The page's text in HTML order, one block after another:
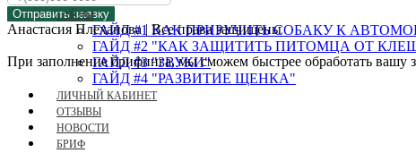
ГАЙДЫ
ГАЙД #1 КАК ПРИРУЧИТЬ СОБАКУ К
ГАЙД #2 "КАК ЗАЩИТИТЬ ПИТОМЦА ОТ
ГАЙД #3 "ЗВУКИ"
ГАЙД #4 "РАЗВИТИЕ ЩЕНКА"
ЛИЧНЫЙ КАБИНЕТ
ОТЗЫВЫ
НОВОСТИ
БРИФ
Отправить заявку
Анастасия Плеханова | Все права защищены
При заполнение брифинга, мы сможем быстрее обработать вашу